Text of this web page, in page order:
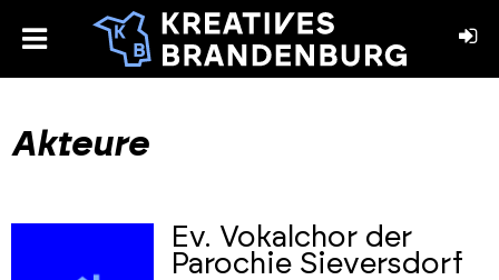
toggle
Akteure
Ev. Vokalchor der
Parochie Sieversdorf